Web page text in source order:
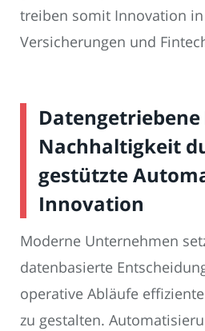
treiben somit Innovation in
Versicherungen und
Nachhaltigkeit
gestützte
Innovation
Moderne Unternehmen
datenbasierte
operative Abläufe
zu gestalten.